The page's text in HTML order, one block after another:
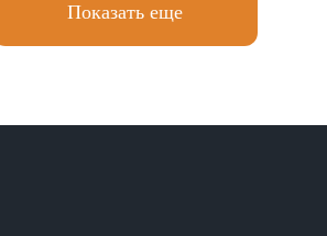
Показать еще